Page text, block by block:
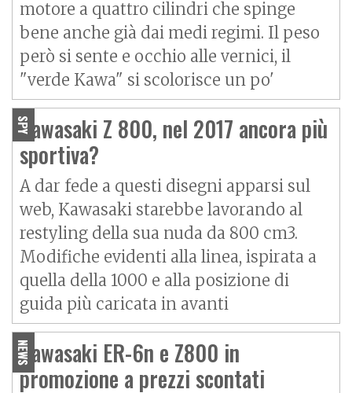
motore a quattro cilindri che spinge
bene anche già dai medi regimi. Il peso
però si sente e occhio alle vernici, il
"verde Kawa" si scolorisce un po'
SPY
Kawasaki Z 800, nel 2017 ancora più
sportiva?
A dar fede a questi disegni apparsi sul
web, Kawasaki starebbe lavorando al
restyling della sua nuda da 800 cm3.
Modifiche evidenti alla linea, ispirata a
quella della 1000 e alla posizione di
guida più caricata in avanti
NEWS
Kawasaki ER-6n e Z800 in
promozione a prezzi scontati